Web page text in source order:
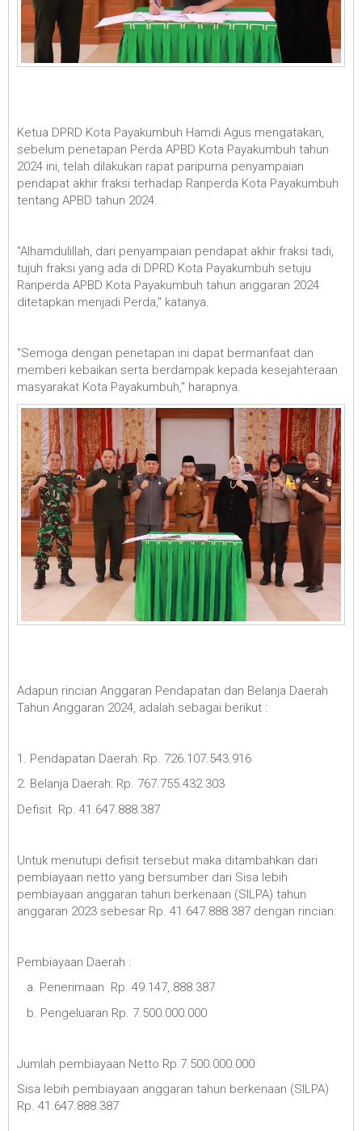
Ketua DPRD Kota Payakumbuh Hamdi Agus mengatakan,
sebelum penetapan Perda APBD Kota Payakumbuh tahun
2024 ini, telah dilakukan rapat paripurna penyampaian
pendapat akhir fraksi terhadap Ranperda Kota Payakumbuh
tentang APBD tahun 2024.
"Alhamdulillah, dari penyampaian pendapat akhir fraksi tadi,
tujuh fraksi yang ada di DPRD Kota Payakumbuh setuju
Ranperda APBD Kota Payakumbuh tahun anggaran 2024
ditetapkan menjadi Perda," katanya.
"Semoga dengan penetapan ini dapat bermanfaat dan
memberi kebaikan serta berdampak kepada kesejahteraan
masyarakat Kota Payakumbuh," harapnya.
Adapun rincian Anggaran Pendapatan dan Belanja Daerah
Tahun Anggaran 2024, adalah sebagai berikut :
1. Pendapatan Daerah: Rp. 726.107.543.916
2. Belanja Daerah: Rp. 767.755.432.303
Defisit Rp. 41.647.888.387
Untuk menutupi defisit tersebut maka ditambahkan dari
pembiayaan netto yang bersumber dari Sisa lebih
pembiayaan anggaran tahun berkenaan (SILPA) tahun
anggaran 2023 sebesar Rp. 41.647.888.387 dengan rincian:
Pembiayaan Daerah :
a. Penerimaan Rp. 49.147,.888.387
b. Pengeluaran Rp. 7.500.000.000
Jumlah pembiayaan Netto Rp.7.500.000.000
Sisa lebih pembiayaan anggaran tahun berkenaan (SILPA)
Rp. 41.647.888.387